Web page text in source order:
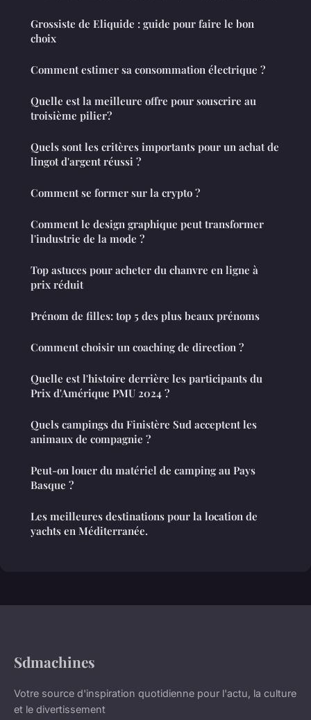
Grossiste de Eliquide : guide pour faire le bon
choix
Comment estimer sa consommation électrique ?
Quelle est la meilleure offre pour souscrire au
troisième pilier?
Quels sont les critères importants pour un achat de
lingot d'argent réussi ?
Comment se former sur la crypto ?
Comment le design graphique peut transformer
l'industrie de la mode ?
Top astuces pour acheter du chanvre en ligne à
prix réduit
Prénom de filles: top 5 des plus beaux prénoms
Comment choisir un coaching de direction ?
Quelle est l'histoire derrière les participants du
Prix d'Amérique PMU 2024 ?
Quels campings du Finistère Sud acceptent les
animaux de compagnie ?
Peut-on louer du matériel de camping au Pays
Basque ?
Les meilleures destinations pour la location de
yachts en Méditerranée.
Sdmachines
Votre source d'inspiration quotidienne pour l'actu, la culture
et le divertissement